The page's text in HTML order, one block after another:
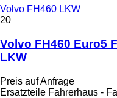
Volvo FH460 LKW
20
Volvo FH460 Euro5
LKW
Preis auf Anfrage
Ersatzteile Fahrerhaus -